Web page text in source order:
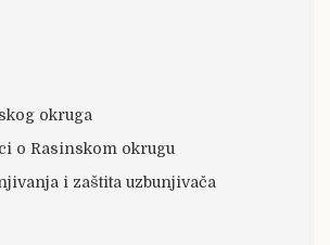
okruga
o Rasinskom okrugu
i zaštita uzbunjivača